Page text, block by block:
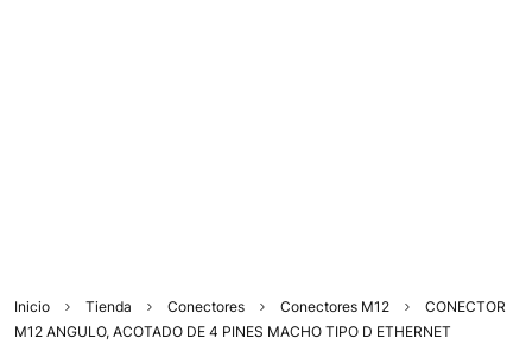
Inicio Tienda Conectores Conectores M12
CONECTOR
M12 ANGULO, ACOTADO DE 4 PINES MACHO TIPO D ETHERNET